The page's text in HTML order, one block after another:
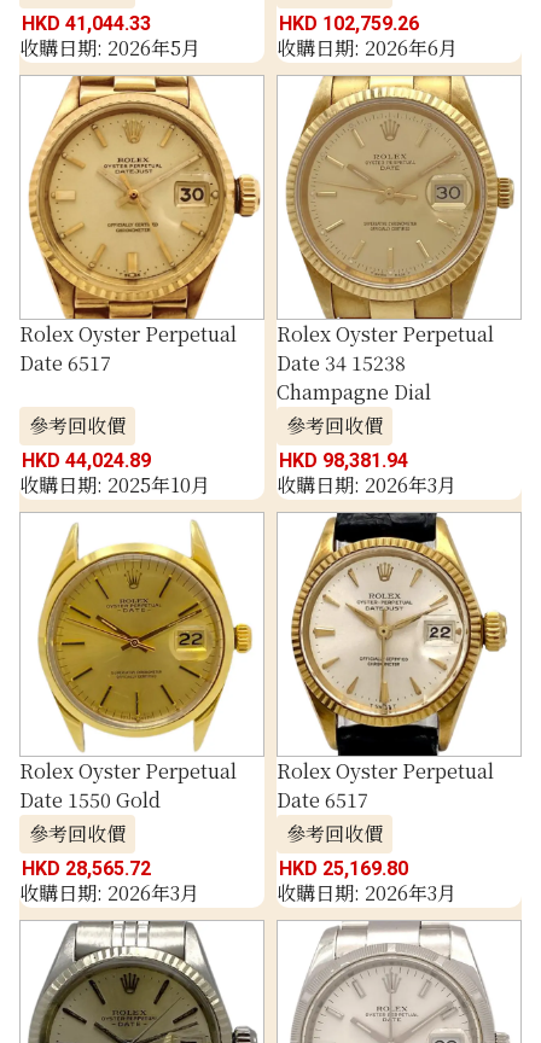
HKD 41,044.33
收購日期: 2026年5月
HKD 102,759.26
收購日期: 2026年6月
Rolex Oyster Perpetual
Date 6517
參考回收價
HKD 44,024.89
收購日期: 2025年10月
Rolex Oyster Perpetual
Date 34 15238
Champagne Dial
參考回收價
HKD 98,381.94
收購日期: 2026年3月
Rolex Oyster Perpetual
Date 1550 Gold
參考回收價
HKD 28,565.72
收購日期: 2026年3月
Rolex Oyster Perpetual
Date 6517
參考回收價
HKD 25,169.80
收購日期: 2026年3月